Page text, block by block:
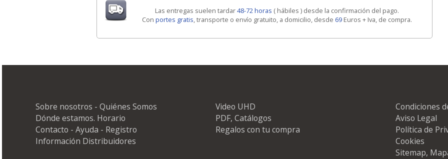
Las entregas suelen tardar48-72 horas ( hábiles ) desde la confirmación del pago.
Conportes gratis, transporte o envío gratuito, a domicilio, desde 69 Euros + Iva, de compra.
Sobre nosotros - Quiénes Somos
Dónde estamos. Horario
Contacto - Ayuda - Registro
Información Distribuidores
Video UHD
PDF, Catálogos
Regalos con tu compra
Condiciones
Aviso Legal
Política de
Cookies
Sitemap,